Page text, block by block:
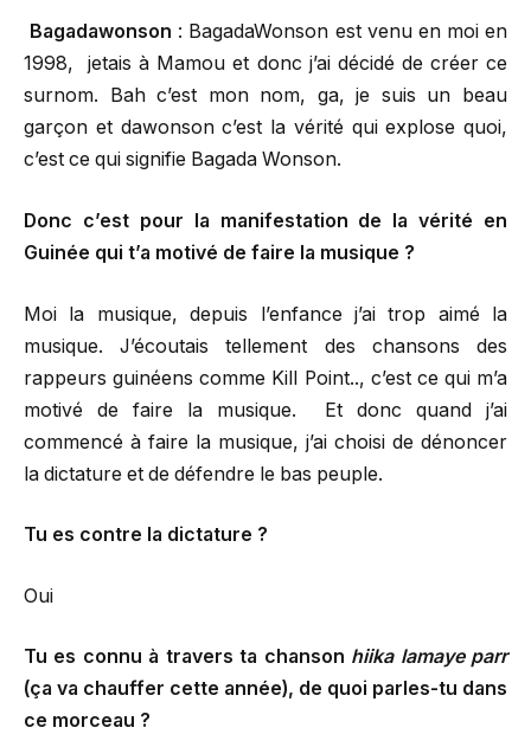
Bagadawonson : BagadaWonson est venu en moi en
1998, jetais à Mamou et donc j’ai décidé de créer ce
surnom. Bah c’est mon nom, ga, je suis un beau
garçon et dawonson c’est la vérité qui explose quoi,
c’est ce qui signifie Bagada Wonson.
Donc c’est pour la manifestation de la vérité en
Guinée qui t’a motivé de faire la musique ?
Moi la musique, depuis l’enfance j’ai trop aimé la
musique. J’écoutais tellement des chansons des
rappeurs guinéens comme Kill Point.., c’est ce qui m’a
motivé de faire la musique. Et donc quand j’ai
commencé à faire la musique, j’ai choisi de dénoncer
la dictature et de défendre le bas peuple.
Tu es contre la dictature ?
Oui
Tu es connu à travers ta chanson hiika lamaye parr
(ça va chauffer cette année), de quoi parles-tu dans
ce morceau ?